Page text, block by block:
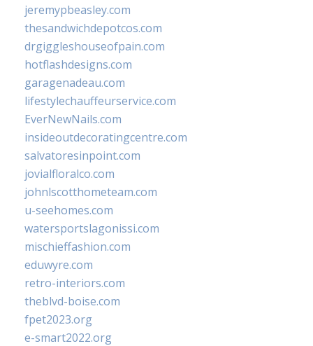
jeremypbeasley.com
thesandwichdepotcos.com
drgiggleshouseofpain.com
hotflashdesigns.com
garagenadeau.com
lifestylechauffeurservice.com
EverNewNails.com
insideoutdecoratingcentre.com
salvatoresinpoint.com
jovialfloralco.com
johnlscotthometeam.com
u-seehomes.com
watersportslagonissi.com
mischieffashion.com
eduwyre.com
retro-interiors.com
theblvd-boise.com
fpet2023.org
e-smart2022.org